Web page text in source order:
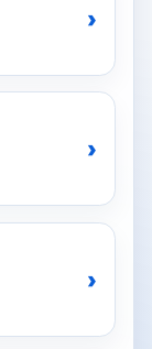
›
›
›